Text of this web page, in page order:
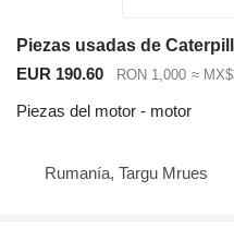
EUR 190.60 RON 1,000 ≈
Piezas del motor - motor
Rumanía, Targu Mrues